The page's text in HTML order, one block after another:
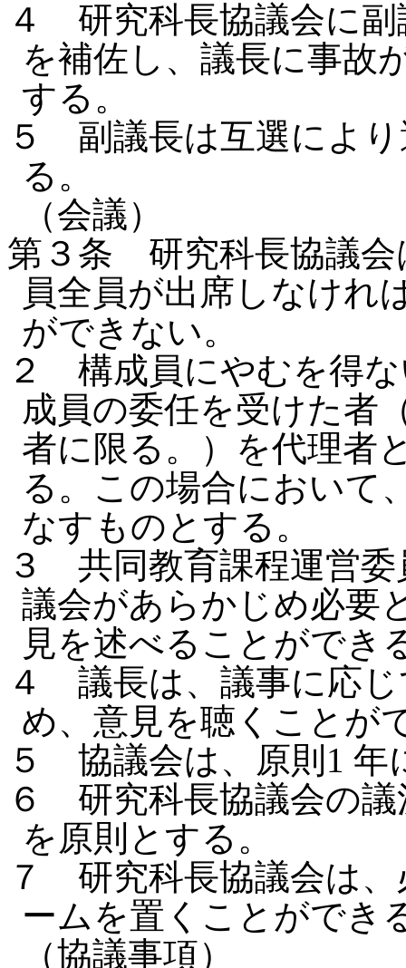
４ 研究科長協議会に副
を補佐し、議長に事故
する。
５ 副議長は互選によ
る。
（会議）
第３条 研究科長協議会
員全員が出席しなけれ
ができない。
２ 構成員にやむを得
成員の委任を受けた者
者に限る。）を代理者
る。この場合において
なすものとする。
３ 共同教育課程運営委
議会があらかじめ必要
見を述べることができ
４ 議長は、議事に応じ
め、意見を聴くことが
５ 協議会は、原則1 年
６ 研究科長協議会の議
を原則とする。
７ 研究科長協議会は
ームを置くことができ
（協議事項）